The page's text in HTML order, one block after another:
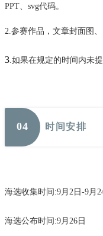
PPT、svg代码。
2.参赛作品，文章封面图
3 .如果在规定的时间内未
04 时间安排
海选收集时间:9月2日-9月
海选公布时间:9月26日